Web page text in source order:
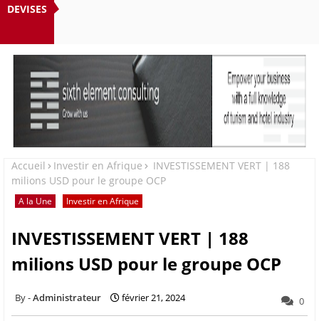
DEVISES
Accueil Investir en Afrique
INVESTISSEMENT VERT | 188
milions USD pour le groupe OCP
A la Une Investir en Afrique
INVESTISSEMENT VERT | 188
milions USD pour le groupe OCP
Administrateur février 21, 2024 0